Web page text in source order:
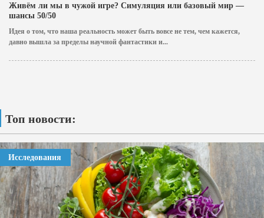
Живём ли мы в чужой игре? Симуляция или базовый мир —
шансы 50/50
Идея о том, что наша реальность может быть вовсе не тем, чем кажется,
давно вышла за пределы научной фантастики и...
Топ новости:
Исследования